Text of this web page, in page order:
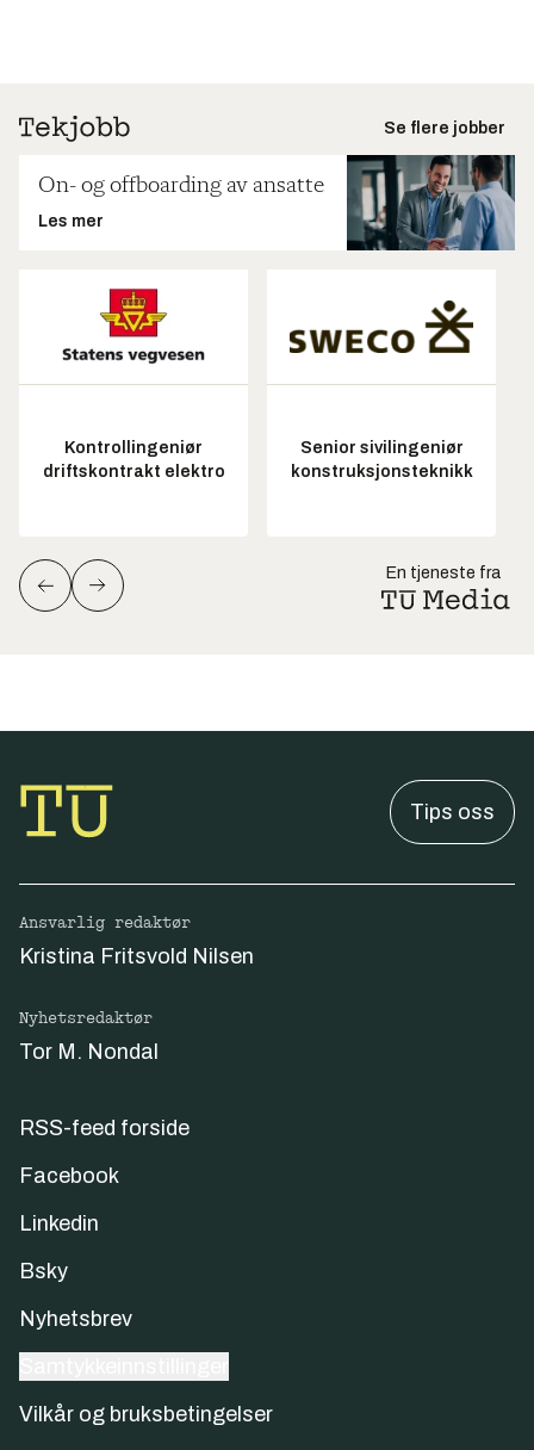
Se flere jobber
On- og offboarding av ansatte
Les mer
Kontrollingeniør
driftskontrakt elektro
Senior sivilingeniør
konstruksjonsteknikk
En tjeneste fra
Tips oss
Ansvarlig redaktør
Kristina Fritsvold Nilsen
Nyhetsredaktør
Tor M. Nondal
RSS-feed forside
Facebook
Linkedin
Bsky
Nyhetsbrev
Vilkår og bruksbetingelser